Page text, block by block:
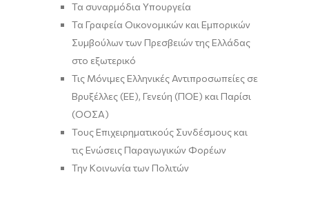
Τα συναρμόδια Υπουργεία
Τα Γραφεία Οικονομικών και Εμπορικών
Συμβούλων των Πρεσβειών της Ελλάδας
στο εξωτερικό
Τις Μόνιμες Ελληνικές Αντιπροσωπείες σε
Βρυξέλλες (ΕΕ), Γενεύη (ΠΟΕ) και Παρίσι
(ΟΟΣΑ)
Τους Επιχειρηματικούς Συνδέσμους και
τις Ενώσεις Παραγωγικών Φορέων
Την Κοινωνία των Πολιτών